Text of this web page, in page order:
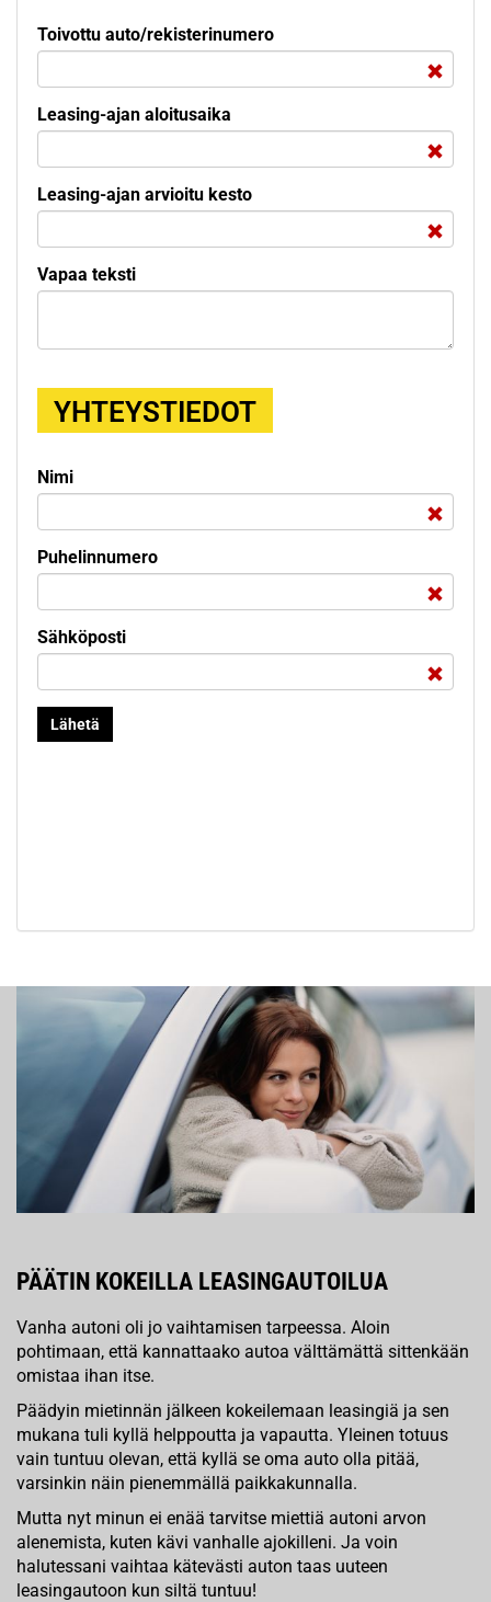
Toivottu auto/rekisterinumero
Leasing-ajan aloitusaika
Leasing-ajan arvioitu kesto
Vapaa teksti
YHTEYSTIEDOT
Nimi
Puhelinnumero
Sähköposti
Lähetä
PÄÄTIN KOKEILLA LEASINGAUTOILUA
Vanha autoni oli jo vaihtamisen tarpeessa. Aloin
pohtimaan, että kannattaako autoa välttämättä sittenkään
omistaa ihan itse.
Päädyin mietinnän jälkeen kokeilemaan leasingiä ja sen
mukana tuli kyllä helppoutta ja vapautta. Yleinen totuus
vain tuntuu olevan, että kyllä se oma auto olla pitää,
varsinkin näin pienemmällä paikkakunnalla.
Mutta nyt minun ei enää tarvitse miettiä autoni arvon
alenemista, kuten kävi vanhalle ajokilleni. Ja voin
halutessani vaihtaa kätevästi auton taas uuteen
leasingautoon kun siltä tuntuu!